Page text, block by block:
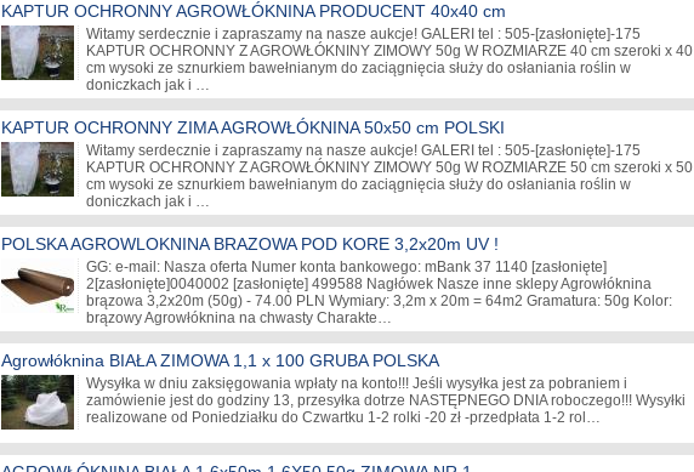
KAPTUR OCHRONNY AGROWŁÓKNINA PRODUCENT 40x40 cm
Witamy serdecznie i zapraszamy na nasze aukcje! GALERI tel : 505-[zasłonięte]-175
KAPTUR OCHRONNY Z AGROWŁÓKNINY ZIMOWY 50g W ROZMIARZE 40 cm szeroki x 40
cm wysoki ze sznurkiem bawełnianym do zaciągnięcia służy do osłaniania roślin w
doniczkach jak i …
KAPTUR OCHRONNY ZIMA AGROWŁÓKNINA 50x50 cm POLSKI
Witamy serdecznie i zapraszamy na nasze aukcje! GALERI tel : 505-[zasłonięte]-175
KAPTUR OCHRONNY Z AGROWŁÓKNINY ZIMOWY 50g W ROZMIARZE 50 cm szeroki x 50
cm wysoki ze sznurkiem bawełnianym do zaciągnięcia służy do osłaniania roślin w
doniczkach jak i …
POLSKA AGROWLOKNINA BRAZOWA POD KORE 3,2x20m UV !
GG: e-mail: Nasza oferta Numer konta bankowego: mBank 37 1140 [zasłonięte]
2 [zasłonięte]0040002 [zasłonięte] 499588 Nagłówek Nasze inne sklepy Agrowłóknina
brązowa 3,2x20m (50g) - 74.00 PLN Wymiary: 3,2m x 20m = 64m2 Gramatura: 50g Kolor:
brązowy Agrowłóknina na chwasty Charakte…
Agrowłóknina BIAŁA ZIMOWA 1,1 x 100 GRUBA POLSKA
Wysyłka w dniu zaksięgowania wpłaty na konto!!! Jeśli wysyłka jest za pobraniem i
zamówienie jest do godziny 13, przesyłka dotrze NASTĘPNEGO DNIA roboczego!!! Wysyłki
realizowane od Poniedziałku do Czwartku 1-2 rolki -20 zł -przedpłata 1-2 rol…